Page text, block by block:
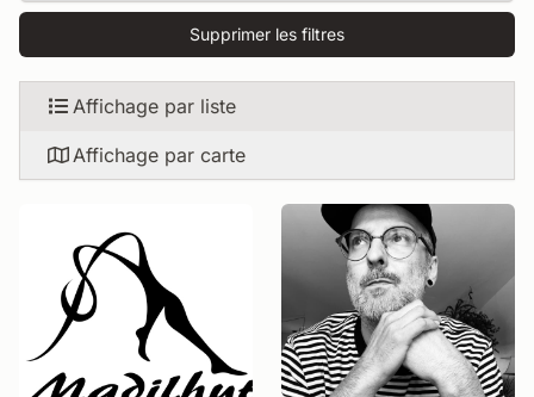
Supprimer les filtres
Affichage par liste
Affichage par carte